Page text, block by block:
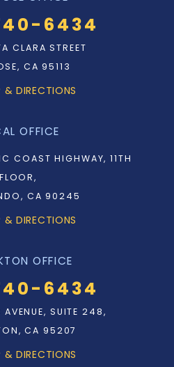
6434
CLARA STREET
CA 95113
DIRECTIONS
OFFICE
COAST HIGHWAY, 11TH
FLOOR,
CA 90245
DIRECTIONS
OFFICE
6434
SUITE 248,
CA 95207
DIRECTIONS